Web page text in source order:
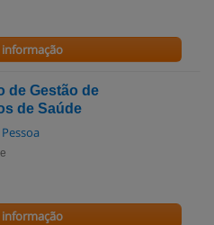
informação
de Gestão de
de Saúde
informação